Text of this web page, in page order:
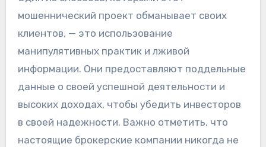
мошеннический проект обманывает своих
клиентов, — это использование
манипулятивных практик и лживой
информации. Они предоставляют поддельные
данные о своей успешной деятельности и
высоких доходах, чтобы убедить инвесторов
в своей надежности. Важно отметить, что
настоящие брокерские компании никогда не